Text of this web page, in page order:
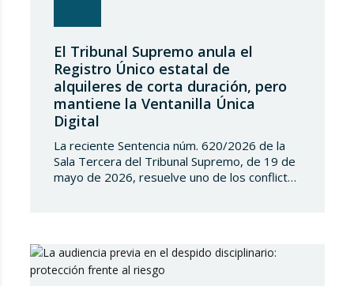
El Tribunal Supremo anula el
Registro Único estatal de
alquileres de corta duración, pero
mantiene la Ventanilla Única
Digital
La reciente Sentencia núm. 620/2026 de la
Sala Tercera del Tribunal Supremo, de 19 de
mayo de 2026, resuelve uno de los conflictos
Arrendamientos vinculado al Registro de la…